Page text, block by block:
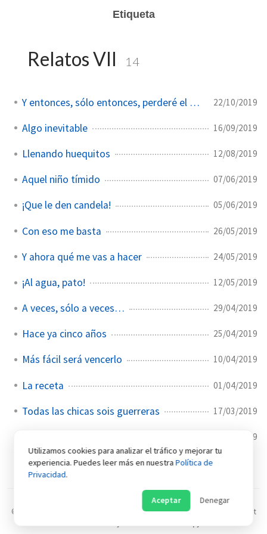
Etiqueta
Relatos VII 14
Y entonces, sólo entonces, perderé el sentido 22/10/2019
Algo inevitable 16/09/2019
Llenando huequitos 12/08/2019
Aquel niño tímido 07/06/2019
¡Que le den candela! 05/06/2019
Con eso me basta 26/05/2019
Y ahora qué me vas a hacer 24/05/2019
¡Al agua, pato! 12/05/2019
A veces, sólo a veces… 29/04/2019
Hace ya cinco años 25/04/2019
Más fácil será vencerlo 10/04/2019
La receta 01/04/2019
Todas las chicas sois guerreras 17/03/2019
13/03/2019
©
Algunas imágenes pueden tener copyright
Utilizamos cookies para analizar el tráfico y mejorar tu
experiencia. Puedes leer más en nuestraPolítica de
Privacidad.
Aceptar Denegar